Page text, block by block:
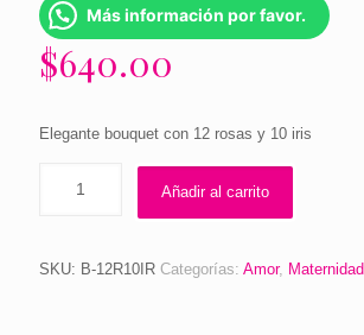
Más información por favor.
$640.00
Elegante bouquet con 12 rosas y 10 iris
Añadir al carrito
SKU: B-12R10IR Categorías: Amor, Maternidad